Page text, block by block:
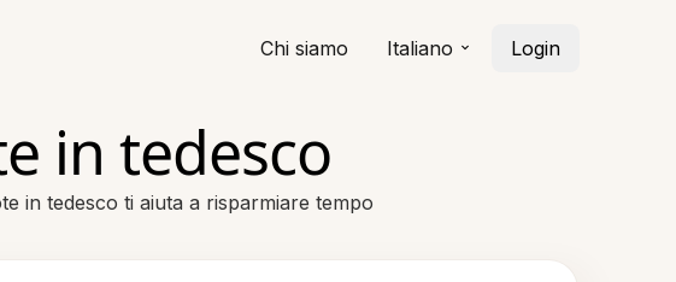
Chi siamo Italiano Login
in tedesco
in tedesco ti aiuta a risparmiare tempo